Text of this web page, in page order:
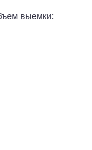
выемки: